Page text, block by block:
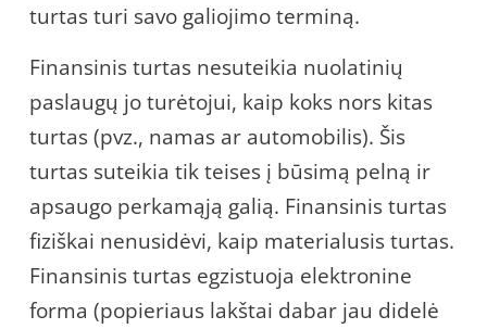
turtas turi savo galiojimo terminą.
Finansinis turtas nesuteikia nuolatinių
paslaugų jo turėtojui, kaip koks nors kitas
turtas (pvz., namas ar automobilis). Šis
turtas suteikia tik teises į būsimą pelną ir
apsaugo perkamąją galią. Finansinis turtas
fiziškai nenusidėvi, kaip materialusis turtas.
Finansinis turtas egzistuoja elektronine
forma (popieriaus lakštai dabar jau didelė